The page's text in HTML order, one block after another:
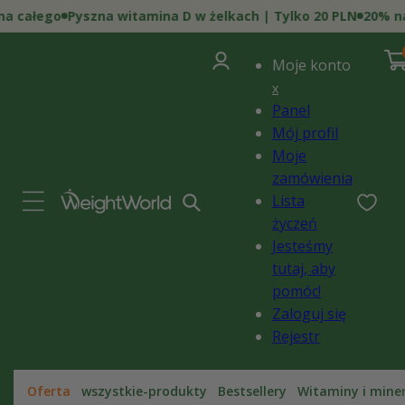
do
treści
całego Pyszna witamina D w żelkach | Tylko 20 PLN 20%
Oferta wszystkie-produkty Bestsellery Witaminy i
Zaloguj
się
Moje konto
x
Panel
Mój profil
Moje
zamówienia
Lista
życzeń
Jesteśmy
tutaj, aby
pomóc!
Zaloguj się
Rejestr
i)